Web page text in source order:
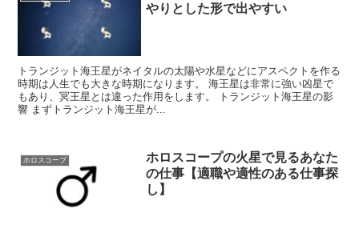
やりとした形で出やすい
トランジット海王星がネイタルの太陽や水星などにアスペクトを作る
時期は人生でも大きな時期になります。 海王星は非常に強い凶星で
もあり、冥王星とは違った作用をします。 トランジット海王星の影
響 まずトランジット海王星が...
ホロスコープ
ホロスコープの火星で見るあなた
の仕事【適職や適性のある仕事探
し】